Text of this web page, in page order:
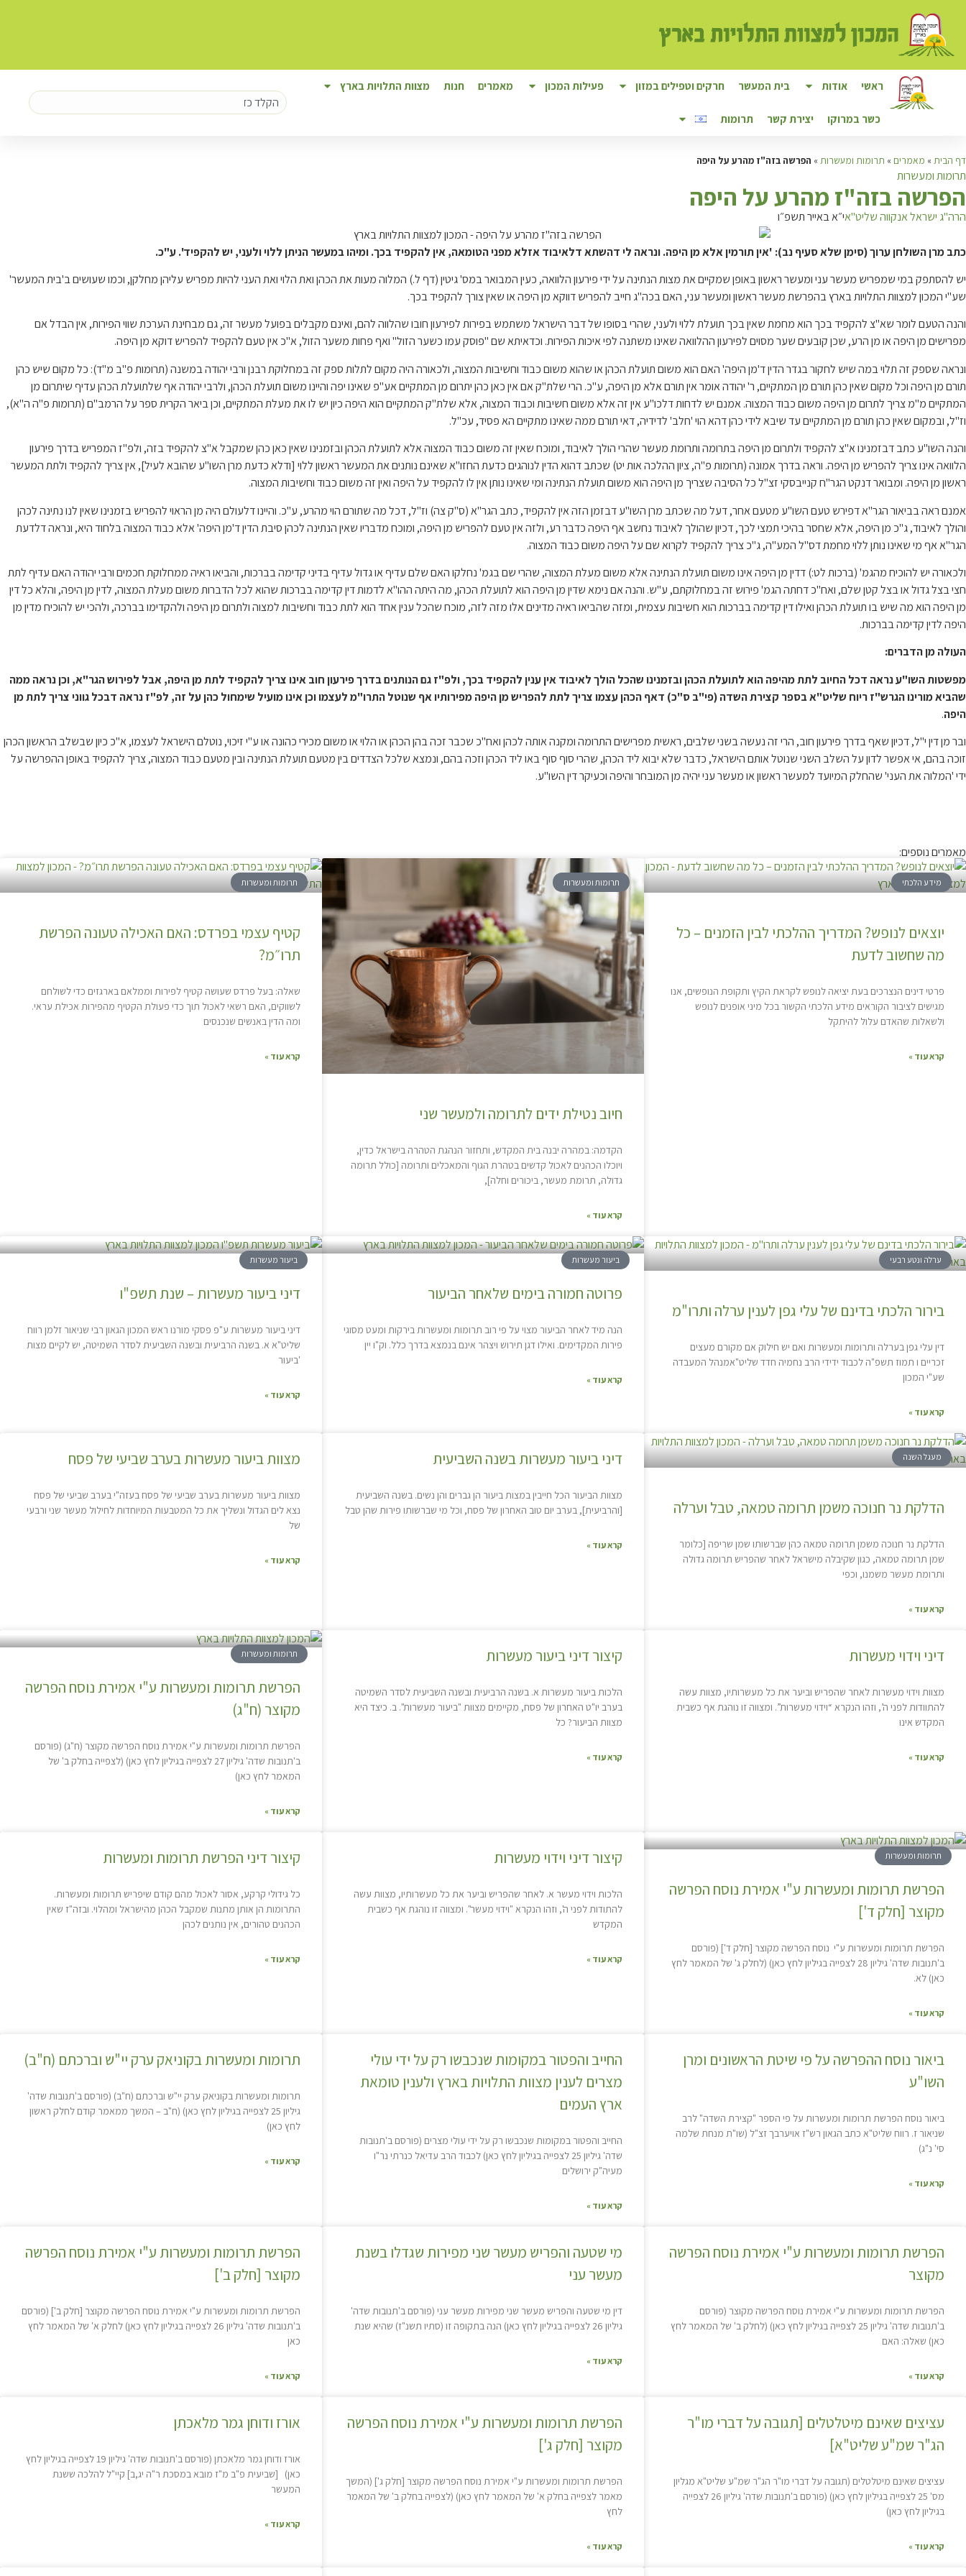
ראשי אודות בית המעשר חרקים וטפילים במזון פעילות המכון מאמרים חנות מצוות התלויות בארץ
כשר במרוקו יצירת קשר תרומות
דף הבית » מאמרים » תרומות ומעשרות » הפרשה בזה"ז מהרע על היפה
תרומות ומעשרות
הפרשה בזה"ז מהרע על היפה
הרה"ג ישראל אנקווה שליט"אי״א באייר תשפ״ו
כתב מרן השולחן ערוך (סימן שלא סעיף נב): 'אין תורמין אלא מן היפה. ונראה לי דהשתא דלאיבוד אזלא מפני הטומאה, אין להקפיד בכך. ומיהו במעשר הניתן ללוי ולעני, יש להקפיד'.ע"כ.
יש להסתפק במי שמפריש מעשר עני ומעשר ראשון באופן שמקיים את מצות הנתינה על ידי פירעון הלוואה, כעין המבואר במס' גיטין (דף ל.) המלוה מעות את הכהן ואת הלוי ואת העני להיות מפריש עליהן מחלקן, וכמו שעושים ב'בית המעשר'
שע"י המכון למצוות התלויות בארץ בהפרשת מעשר ראשון ומעשר עני, האם בכה"ג חייב להפריש דווקא מן היפה או שאין צורך להקפיד בכך.
והנה הטעם לומר שא"צ להקפיד בכך הוא מחמת שאין בכך תועלת ללוי ולעני, שהרי בסופו של דבר הישראל משתמש בפירות לפירעון חובו שהלווה להם, ואינם מקבלים בפועל מעשר זה, גם מבחינת הערכת שווי הפירות, אין הבדל אם
מפרישים מן היפה או מן הרע, שכן קובעים שער מסוים לפירעון ההלוואה שאינו משתנה לפי איכות הפירות. וכדאיתא שם "פוסק עמו כשער הזול" ואף פחות משער הזול, א"כ אין טעם להקפיד להפריש דוקא מן היפה.
ונראה שספק זה תלוי במה שיש לחקור בגדר הדין ד'מן היפה' האם הוא משום תועלת הכהן או שהוא משום כבוד וחשיבות המצוה, ולכאורה היה מקום לתלות ספק זה במחלוקת רבנן ורבי יהודה במשנה (תרומות פ"ב מ"ד): כל מקום שיש כהן
תורם מן היפה וכל מקום שאין כהן תורם מן המתקיים, ר' יהודה אומר אין תורם אלא מן היפה, ע"כ. הרי שלת"ק אם אין כאן כהן יתרום מן המתקיים אע"פ שאינו יפה והיינו משום תועלת הכהן, ולרבי יהודה אף שלתועלת הכהן עדיף שיתרום מן
המתקיים מ"מ צריך לתרום מן היפה משום כבוד המצוה. אמנם יש לדחות דלכו"ע אין זה אלא משום חשיבות וכבוד המצוה, אלא שלת"ק המתקיים הוא היפה כיון יש לו את מעלת המתקיים, וכן ביאר הקרית ספר על הרמב"ם (תרומות פ"ה ה"א),
וז"ל, ובמקום שאין כהן תורם מן המתקיים עד שיבא לידי כהן דהא הוי 'חלב' לדידיה, דאי תורם ממה שאינו מתקיים הא פסיד, עכ"ל.
והנה השו"ע כתב דבזמנינו א"צ להקפיד ולתרום מן היפה בתרומה ותרומת מעשר שהרי הולך לאיבוד, ומוכח שאין זה משום כבוד המצוה אלא לתועלת הכהן ובזמנינו שאין כאן כהן שמקבל א"צ להקפיד בזה, ולפ"ז המפריש בדרך פירעון
הלוואה אינו צריך להפריש מן היפה. וראה בדרך אמונה (תרומות פ"ה, ציון ההלכה אות יט) שכתב דהוא הדין לנוהגים כדעת החזו"א שאינם נותנים את המעשר ראשון ללוי [ודלא כדעת מרן השו"ע שהובא לעיל], אין צריך להקפיד ולתת המעשר
ראשון מן היפה. ומבואר דנקט הגר"ח קנייבסקי זצ"ל כל הסיבה שצריך מן היפה הוא משום תועלת הנתינה ומי שאינו נותן אין לו להקפיד על היפה ואין זה משום כבוד וחשיבות המצוה.
אמנם ראה בביאור הגר"א דפירש טעם השו"ע מטעם אחר, דעל מה שכתב מרן השו"ע דבזמן הזה אין להקפיד, כתב הגר"א (ס"ק צה) וז"ל, דכל מה שתורם הוי מהרע, ע"כ. והיינו דלעולם היה מן הראוי להפריש בזמנינו שאין לנו נתינה לכהן
והולך לאיבוד, ג"כ מן היפה, אלא שחסר בהיכי תמצי לכך, דכיון שהולך לאיבוד נחשב אף היפה כדבר רע, ולזה אין טעם להפריש מן היפה, ומוכח מדבריו שאין הנתינה לכהן סיבת הדין ד'מן היפה' אלא כבוד המצוה בלחוד היא, ונראה דלדעת
הגר"א אף מי שאינו נותן ללוי מחמת דס"ל המע"ה, ג"כ צריך להקפיד לקרוא שם על היפה משום כבוד המצוה.
ולכאורה יש להוכיח מהגמ' (ברכות לט:) דדין מן היפה אינו משום תועלת הנתינה אלא משום מעלת המצוה, שהרי שם בגמ' נחלקו האם שלם עדיף או גדול עדיף בדיני קדימה בברכות, והביאו ראיה ממחלוקת חכמים ורבי יהודה האם עדיף לתת
חצי בצל גדול או בצל קטן שלם, ואח"כ דחתה הגמ' פירוש זה במחלוקתם, ע"ש. והנה אם נימא שדין מן היפה הוא לתועלת הכהן, מה היתה ההו"א לדמות דין קדימה בברכות שהוא לכל הדברות משום מעלת המצוה, לדין מן היפה, והלא כל דין
מן היפה הוא מה שיש בו תועלת הכהן ואילו דין קדימה בברכות הוא חשיבות עצמית, ומזה שהביאו ראיה מדינים אלו מזה לזה, מוכח שהכל ענין אחד הוא לתת כבוד וחשיבות למצוה ולתרום מן היפה ולהקדימו בברכה, ולהכי יש להוכיח מדין מן
היפה לדין קדימה בברכות.
העולה מן הדברים:
מפשטות השו"ע נראה דכל החיוב לתת מהיפה הוא לתועלת הכהן ובזמנינו שהכל הולך לאיבוד אין ענין להקפיד בכך, ולפ"ז גם הנותנים בדרך פירעון חוב אינו צריך להקפיד לתת מן היפה, אבל לפירוש הגר"א, וכן נראה ממה
שהביא מורינו הגרש"ז ריוח שליט"א בספר קצירת השדה (פי"ב ס"כ) דאף הכהן עצמו צריך לתת להפריש מן היפה מפירותיו אף שנוטל התרו"מ לעצמו וכן אינו מועיל שימחול כהן על זה, לפ"ז נראה דבכל גווני צריך לתת מן
היפה.
ובר מן דין י"ל, דכיון שאף בדרך פירעון חוב, הרי זה נעשה בשני שלבים, ראשית מפרישים התרומה ומקנה אותה לכהן ואח"כ שכבר זכה בהן הכהן או הלוי או משום מכירי כהונה או ע"י זיכוי, נוטלם הישראל לעצמו, א"כ כיון שבשלב הראשון הכהן
זוכה בהם, אי אפשר לדון על השלב השני שנוטל אותם הישראל, כדבר שלא יבוא ליד הכהן, שהרי סוף סוף באו ליד הכהן וזכה בהם, ונמצא שלכל הצדדים בין מטעם תועלת הנתינה ובין מטעם כבוד המצוה, צריך להקפיד באופן ההפרשה על
ידי 'המלוה את העני' שהחלק המיועד למעשר ראשון או מעשר עני יהיה מן המובחר והיפה וכעיקר דין השו"ע.
מאמרים נוספים:
מידע הלכתי
יוצאים לנופש? המדריך ההלכתי לבין הזמנים – כל
מה שחשוב לדעת
פרטי דינים הנצרכים בעת יציאה לנופש לקראת הקיץ ותקופת הנופשים, אנו
מגישים לציבור הקוראים מידע הלכתי הקשור בכל מיני אופנים לנופש
ולשאלות שהאדם עלול להיתקל
קרא עוד »
תרומות ומעשרות
חיוב נטילת ידים לתרומה ולמעשר שני
הקדמה: במהרה יבנה בית המקדש, ותחזור הנהגת הטהרה בישראל כדין,
ויוכלו הכהנים לאכול קדשים בטהרת הגוף והמאכלים ותרומה [כולל תרומה
גדולה, תרומת מעשר, ביכורים וחלה],
קרא עוד »
תרומות ומעשרות
קטיף עצמי בפרדס: האם האכילה טעונה הפרשת
תרו״מ?
שאלה: בעל פרדס שעושה קטיף לפירות וממלאם בארגזים כדי לשולחם
לשווקים, האם רשאי לאכול תוך כדי פעולת הקטיף מהפירות אכילת עראי.
ומה הדין באנשים שנכנסים
קרא עוד »
ערלה ונטע רבעי
בירור הלכתי בדינם של עלי גפן לענין ערלה ותרו"מ
דין עלי גפן בערלה ותרומות ומעשרות ואם יש חילוק אם מקורם מעצים
זכריים ו תמוז תשפ"ה לכבוד ידידי הרב נחמיה חדד שליט"אמנהל המעבדה
שע"י המכון
קרא עוד »
ביעור מעשרות
פרוטה חמורה בימים שלאחר הביעור
הנה מיד לאחר הביעור מצוי על פי רוב תרומות ומעשרות בירקות ומעט מסוגי
פירות המקדימים. ואילו דגן תירוש ויצהר אינם בנמצא בדרך כלל. וק"ו יין
קרא עוד »
ביעור מעשרות
דיני ביעור מעשרות – שנת תשפ"ו
דיני ביעור מעשרות ע"פ פסקי מורנו ראש המכון הגאון רבי שניאור זלמן רווח
שליט"א א. בשנה הרביעית ובשנה השביעית לסדר השמיטה, יש לקיים מצות
'ביעור
קרא עוד »
מעגל השנה
הדלקת נר חנוכה משמן תרומה טמאה, טבל וערלה
הדלקת נר חנוכה משמן תרומה טמאה כהן שברשותו שמן שריפה [כלומר
שמן תרומה טמאה, כגון שקיבלה מישראל לאחר שהפריש תרומה גדולה
ותרומת מעשר משמנו, וכפי
קרא עוד »
דיני ביעור מעשרות בשנה השביעית
מצוות הביעור הכל חייבין במצות ביעור הן גברים והן נשים. בשנה השביעית
[והרביעית], בערב יום טוב האחרון של פסח, וכל מי שברשותו פירות שהן טבל
קרא עוד »
מצוות ביעור מעשרות בערב שביעי של פסח
מצוות ביעור מעשרות בערב שביעי של פסח בעזה"י בערב שביעי של פסח
נצא לים הגדול ונשליך את כל המטבעות המיוחדות לחילול מעשר שני ורבעי
של
קרא עוד »
דיני וידוי מעשרות
מצוות וידוי מעשרות לאחר שהפריש וביער את כל מעשרותיו, מצוות עשה
להתוודות לפני ה’, וזהו הנקרא “וידוי מעשרות”. ומצווה זו נוהגת אף כשבית
המקדש אינו
קרא עוד »
קיצור דיני ביעור מעשרות
הלכות ביעור מעשרות א. בשנה הרביעית ובשנה השביעית לסדר השמיטה
בערב יו"ט האחרון של פסח, מקיימים מצוות "ביעור מעשרות". ב. כיצד היא
מצוות הביעור? כל
קרא עוד »
תרומות ומעשרות
הפרשת תרומות ומעשרות ע"י אמירת נוסח הפרשה
מקוצר (ח"ג)
הפרשת תרומות ומעשרות ע"י אמירת נוסח הפרשה מקוצר (ח"ג) (פורסם
ב'תנובות שדה' גיליון 27 לצפייה בגיליון לחץ כאן) (לצפייה בחלק ב' של
המאמר לחץ כאן)
קרא עוד »
תרומות ומעשרות
הפרשת תרומות ומעשרות ע"י אמירת נוסח הפרשה
מקוצר [חלק ד']
הפרשת תרומות ומעשרות ע"י נוסח הפרשה מקוצר [חלק ד'] (פורסם
ב'תנובות שדה' גיליון 28 לצפייה בגיליון לחץ כאן) (לחלק ג' של המאמר לחץ
כאן) לא.
קרא עוד »
קיצור דיני וידוי מעשרות
הלכות וידוי מעשר א. לאחר שהפריש וביער את כל מעשרותיו, מצוות עשה
להתודות לפני ה', וזהו הנקרא "וידוי מעשר". ומצווה זו נוהגת אף כשבית
המקדש
קרא עוד »
קיצור דיני הפרשת תרומות ומעשרות
כל גידולי קרקע, אסור לאכול מהם קודם שיפריש תרומות ומעשרות.
התרומות הן אותן מתנות שמקבל הכהן מהישראל ומהלוי. ובזה"ז שאין
הכהנים טהורים, אין נותנים לכהן
קרא עוד »
ביאור נוסח ההפרשה על פי שיטת הראשונים ומרן
השו"ע
ביאור נוסח הפרשת תרומות ומעשרות על פי הספר "קצירת השדה" לרב
שניאור ז. רווח שליט"א כתב הגאון רש"ז אויערבך זצ"ל (שו"ת מנחת שלמה
סי' נ"ג)
קרא עוד »
החייב והפטור במקומות שנכבשו רק על ידי עולי
מצרים לענין מצוות התלויות בארץ ולענין טומאת
ארץ העמים
החייב והפטור במקומות שנכבשו רק על ידי עולי מצרים (פורסם ב'תנובות
שדה' גיליון 25 לצפייה בגיליון לחץ כאן) לכבוד הרב עדיאל כנרתי נר"ו
מעיה"ק ירושלים
קרא עוד »
תרומות ומעשרות בקוניאק ערק יי"ש וברכתם (ח"ב)
תרומות ומעשרות בקוניאק ערק יי"ש וברכתם (ח"ב) (פורסם ב'תנובות שדה'
גיליון 25 לצפייה בגיליון לחץ כאן) (ח"ב – המשך ממאמר קודם לחלק ראשון
לחץ כאן)
קרא עוד »
הפרשת תרומות ומעשרות ע"י אמירת נוסח הפרשה
מקוצר
הפרשת תרומות ומעשרות ע"י אמירת נוסח הפרשה מקוצר (פורסם
ב'תנובות שדה' גיליון 25 לצפייה בגיליון לחץ כאן) (לחלק ב' של המאמר לחץ
כאן) שאלה: האם
קרא עוד »
מי שטעה והפריש מעשר שני מפירות שגדלו בשנת
מעשר עני
דין מי שטעה והפריש מעשר שני מפירות מעשר עני (פורסם ב'תנובות שדה'
גיליון 26 לצפייה בגיליון לחץ כאן) הנה בתקופה זו (סתיו תשנ"ז) שהיא שנת
קרא עוד »
הפרשת תרומות ומעשרות ע"י אמירת נוסח הפרשה
מקוצר [חלק ב']
הפרשת תרומות ומעשרות ע"י אמירת נוסח הפרשה מקוצר [חלק ב'] (פורסם
ב'תנובות שדה' גיליון 26 לצפייה בגיליון לחץ כאן) לחלק א' של המאמר לחץ
כאן
קרא עוד »
עציצים שאינם מיטלטלים [תגובה על דברי מו"ר
הג"ר שמ"ע שליט"א]
עציצים שאינם מיטלטלים (תגובה על דברי מו"ר הג"ר שמ"ע שליט"א מגליון
מס' 25 לצפייה בגיליון לחץ כאן) (פורסם ב'תנובות שדה' גיליון 26 לצפייה
בגיליון לחץ כאן)
קרא עוד »
הפרשת תרומות ומעשרות ע"י אמירת נוסח הפרשה
מקוצר [חלק ג']
הפרשת תרומות ומעשרות ע"י אמירת נוסח הפרשה מקוצר [חלק ג'] (המשך
מאמר לצפייה בחלק א' של המאמר לחץ כאן) (לצפייה בחלק ב' של המאמר
לחץ
קרא עוד »
אורז ודוחן גמר מלאכתן
אורז ודוחן גמר מלאכתן (פורסם ב'תנובות שדה' גיליון 19 לצפייה בגיליון לחץ
כאן) [שביעית פ"ב מ"ז מובא במסכת ר"ה יג,ב] קיי"ל להלכה ששנת
המעשר
קרא עוד »